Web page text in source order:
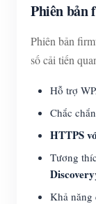
Phiên bản
Phiên bản
số cải tiến
Hỗ trợ
Chắc chắn
HTTPS
Tương
Discovery
Khả năng